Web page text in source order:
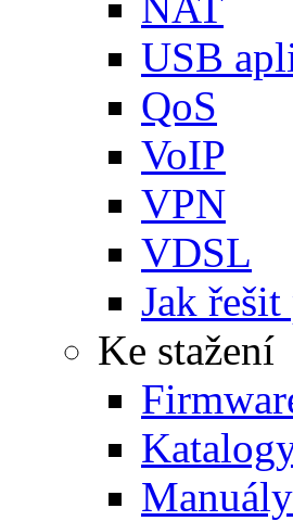
USB
QoS
VoIP
VPN
VDSL
Jak
Ke stažení